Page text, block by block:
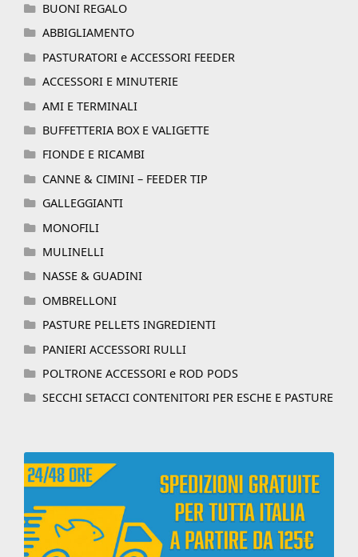
BUONI REGALO
ABBIGLIAMENTO
PASTURATORI e ACCESSORI FEEDER
ACCESSORI E MINUTERIE
AMI E TERMINALI
BUFFETTERIA BOX E VALIGETTE
FIONDE E RICAMBI
CANNE & CIMINI – FEEDER TIP
GALLEGGIANTI
MONOFILI
MULINELLI
NASSE & GUADINI
OMBRELLONI
PASTURE PELLETS INGREDIENTI
PANIERI ACCESSORI RULLI
POLTRONE ACCESSORI e ROD PODS
SECCHI SETACCI CONTENITORI PER ESCHE E PASTURE